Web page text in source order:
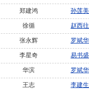
郑建鸿 孙莲美
徐循 赵西往
张永辉 罗斌华
李星奇 易书盛
华滨 罗斌华
王志 李建生